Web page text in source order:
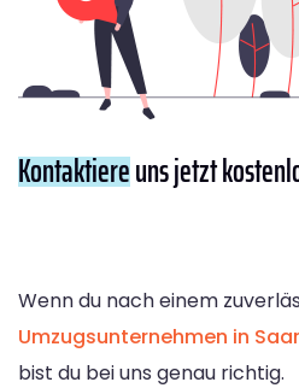
Kontaktiereuns jetzt
Wenn du nach einem
Umzugsunternehmen in
bist du bei uns genau richtig.